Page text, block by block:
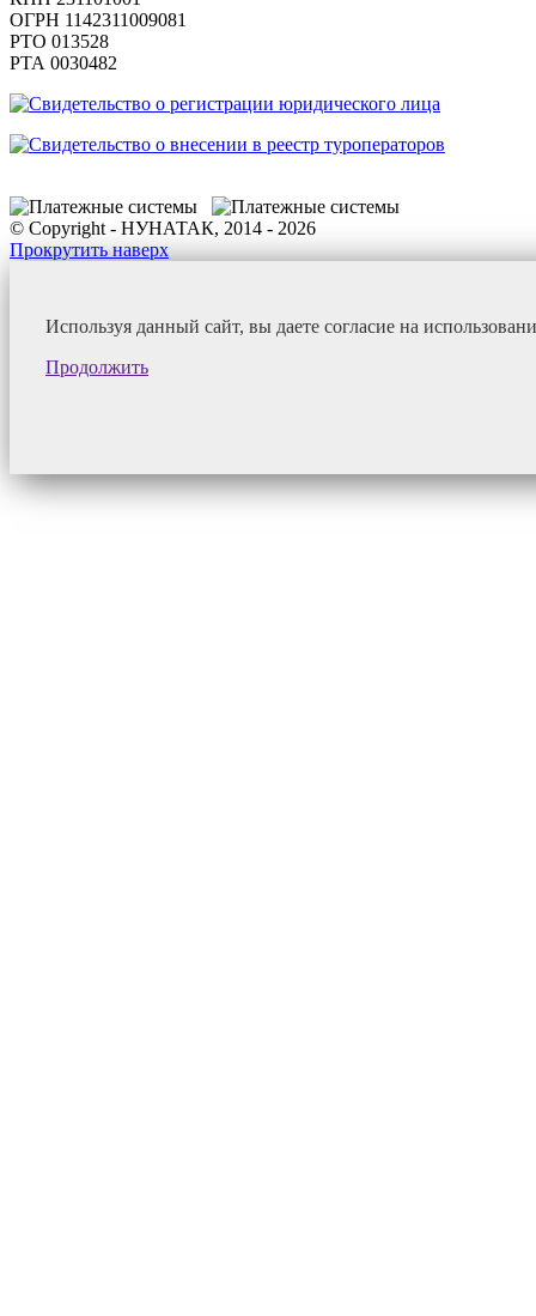
ОГРН 1142311009081
PTO 013528
РТА 0030482
© Copyright - НУНАТАК, 2014 - 2026
Прокрутить наверх
Используя данный сайт, вы даете согласие на
Продолжить